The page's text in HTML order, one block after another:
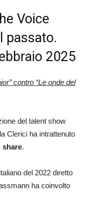
Voice
passato.
2025
contro “Le onde del
del talent show
Clerici ha intrattenuto
share.
del 2022 diretto
ha coinvolto